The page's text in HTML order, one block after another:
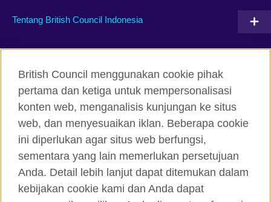
Tentang British Council Indonesia
Facebook Instagram
Twitter TikTok
British Council global
Kerahasiaan dan Ketentuan Pemakaian
British Council menggunakan cookie pihak
pertama dan ketiga untuk mempersonalisasi
konten web, menganalisis kunjungan ke situs
web, dan menyesuaikan iklan. Beberapa cookie
ini diperlukan agar situs web berfungsi,
sementara yang lain memerlukan persetujuan
Anda. Detail lebih lanjut dapat ditemukan dalam
kebijakan cookie kami dan Anda dapat